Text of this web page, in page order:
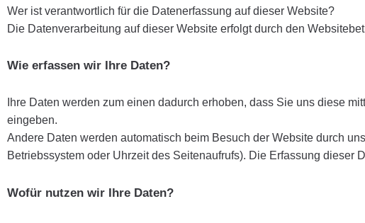
Wer ist verantwortlich für die Datenerfassung auf dieser Website?
Die Datenverarbeitung auf dieser Website erfolgt durch den
Wie erfassen wir Ihre Daten?
Ihre Daten werden zum einen dadurch erhoben, dass Sie uns diese
eingeben.
Andere Daten werden automatisch beim Besuch der Website durch
Betriebssystem oder Uhrzeit des Seitenaufrufs). Die Erfassung dieser
Wofür nutzen wir Ihre Daten?